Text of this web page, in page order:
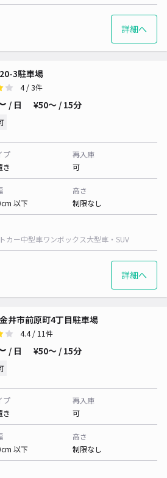
詳細へ
3駐車場
4/ 3件
/ 日 ¥50〜 / 15分
プ
き
再入庫
可
以下
高さ
制限なし
カー中型車ワンボックス大型車・SUV
詳細へ
井市前原町4丁目駐車場
4.4/ 11件
/ 日 ¥50〜 / 15分
プ
き
再入庫
可
以下
高さ
制限なし